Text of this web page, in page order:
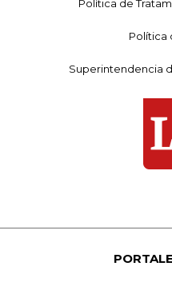
Política de
Política
Superintendencia